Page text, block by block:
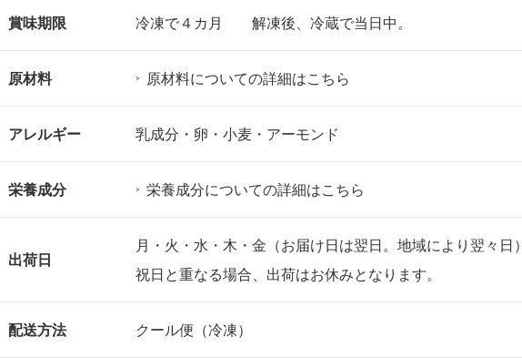
賞味期限 冷凍で４カ月 解凍後、冷蔵で当日中。
原材料 原材料についての詳細はこちら
アレルギー 乳成分・卵・小麦・アーモンド
栄養成分 栄養成分についての詳細はこちら
出荷日
月・火・水・木・金（お届け日は翌日。地域により翌々日）
祝日と重なる場合、出荷はお休みとなります。
配送方法 クール便（冷凍）